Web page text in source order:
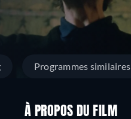
Programmes similaires
À PROPOS DU FILM